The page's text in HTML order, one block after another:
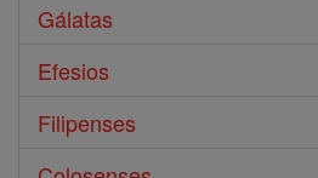
Gálatas
Efesios
Filipenses